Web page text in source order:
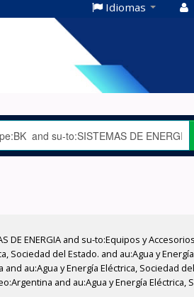
Idiomas
ENERGIA and su-to:Equipos y
Sociedad del Estado. and au:Agua y
au:Agua y Energía Eléctrica, Sociedad
and au:Agua y Energía Eléctrica,